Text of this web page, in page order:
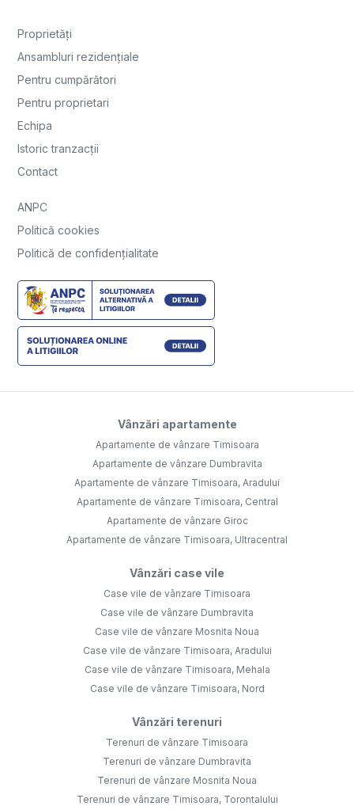
Proprietăți
Ansambluri rezidențiale
Pentru cumpărători
Pentru proprietari
Echipa
Istoric tranzacții
Contact
ANPC
Politică cookies
Politică de confidențialitate
Vânzări apartamente
Apartamente de vânzare Timisoara
Apartamente de vânzare Dumbravita
Apartamente de vânzare Timisoara, Aradului
Apartamente de vânzare Timisoara, Central
Apartamente de vânzare Giroc
Apartamente de vânzare Timisoara, Ultracentral
Vânzări case vile
Case vile de vânzare Timisoara
Case vile de vânzare Dumbravita
Case vile de vânzare Mosnita Noua
Case vile de vânzare Timisoara, Aradului
Case vile de vânzare Timisoara, Mehala
Case vile de vânzare Timisoara, Nord
Vânzări terenuri
Terenuri de vânzare Timisoara
Terenuri de vânzare Dumbravita
Terenuri de vânzare Mosnita Noua
Terenuri de vânzare Timisoara, Torontalului